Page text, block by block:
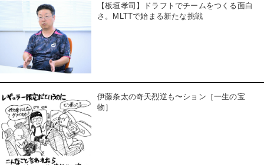
【板垣孝司】ドラフトでチームをつくる面白
さ。MLTTで始まる新たな挑戦
伊藤条太の奇天烈逆も〜ション［一生の宝
物］